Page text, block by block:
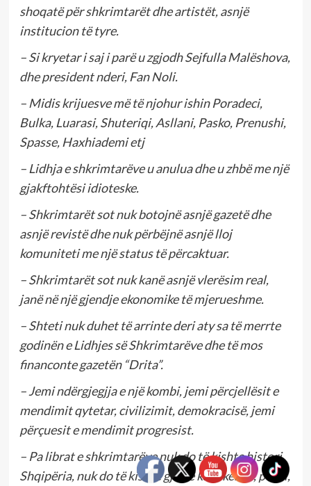
shoqatë për shkrimtarët dhe artistët, asnjë
institucion të tyre.
– Si kryetar i saj i parë u zgjodh Sejfulla Malëshova,
dhe president nderi, Fan Noli.
– Midis krijuesve më të njohur ishin Poradeci,
Bulka, Luarasi, Shuteriqi, Asllani, Pasko, Prenushi,
Spasse, Haxhiademi etj
– Lidhja e shkrimtarëve u anulua dhe u zhbë me një
gjakftohtësi idioteske.
– Shkrimtarët sot nuk botojnë asnjë gazetë dhe
asnjë revistë dhe nuk përbëjnë asnjë lloj
komuniteti me një status të përcaktuar.
– Shkrimtarët sot nuk kanë asnjë vlerësim real,
janë në një gjendje ekonomike të mjerueshme.
– Shteti nuk duhet të arrinte deri aty sa të merrte
godinën e Lidhjes së Shkrimtarëve dhe të mos
financonte gazetën “Drita”.
– Jemi ndërgjegjja e një kombi, jemi përcjellësit e
mendimit qytetar, civilizimit, demokracisë, jemi
përçuesit e mendimit progresist.
– Pa librat e shkrimtarëve nuk do të kishte histori
Shqipëria, nuk do të kishte gjithë këto këngë, poezi,